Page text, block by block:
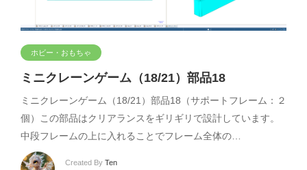
ホビー・おもちゃ
ミニクレーンゲーム（18/21）部品18
ミニクレーンゲーム（18/21）部品18（サポートフレーム：２
個）この部品はクリアランスをギリギリで設計しています。
中段フレームの上に入れることでフレーム全体の…
Created By Ten